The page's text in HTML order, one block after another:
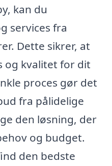
kan du
services fra
Dette sikrer, at
og kvalitet for dit
proces gør det
fra pålidelige
den løsning, der
og budget.
den bedste